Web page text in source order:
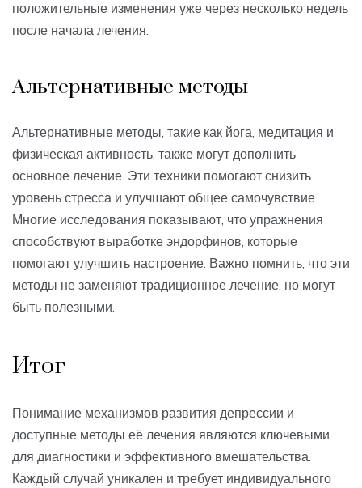
положительные изменения уже через несколько недель
после начала лечения.
Альтернативные методы
Альтернативные методы, такие как йога, медитация и
физическая активность, также могут дополнить
основное лечение. Эти техники помогают снизить
уровень стресса и улучшают общее самочувствие.
Многие исследования показывают, что упражнения
способствуют выработке эндорфинов, которые
помогают улучшить настроение. Важно помнить, что эти
методы не заменяют традиционное лечение, но могут
быть полезными.
Итог
Понимание механизмов развития депрессии и
доступные методы её лечения являются ключевыми
для диагностики и эффективного вмешательства.
Каждый случай уникален и требует индивидуального